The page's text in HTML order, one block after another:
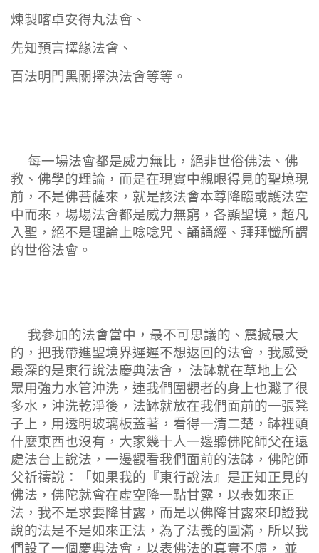
煉製喀卓安得丸法會、
先知預言擇緣法會、
百法明門黑關擇決法會等等。
每一場法會都是威力無比，絕非世俗佛法、佛
教、佛學的理論，而是在現實中親眼得見的聖境現
前，不是佛菩薩來，就是該法會本尊降臨或護法空
中而來，場場法會都是威力無窮，各顯聖境，超凡
入聖，絕不是理論上唸唸咒、誦誦經、拜拜懺所謂
的世俗法會。
我參加的法會當中，最不可思議的、震撼最大
的，把我帶進聖境界遲遲不想返回的法會，我感受
最深的是東行說法慶典法會， 法缽就在草地上公
眾用強力水管沖洗，連我們圍觀者的身上也濺了很
多水，沖洗乾淨後，法缽就放在我們面前的一張凳
子上，用透明玻璃板蓋著，看得一清二楚，缽裡頭
什麼東西也沒有，大家幾十人一邊聽佛陀師父在遠
處法台上說法，一邊觀看我們面前的法缽，佛陀師
父祈禱說：「如果我的『東行說法』是正知正見的
佛法，佛陀就會在虛空降一點甘露，以表如來正
法，我不是求要降甘露，而是以佛降甘露來印證我
說的法是不是如來正法，為了法義的圓滿，所以我
們設了一個慶典法會，以表佛法的真實不虛， 並